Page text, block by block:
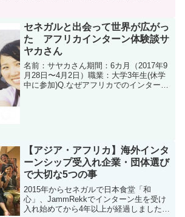
セネガルと出会って世界が広がっ
た アフリカインターン体験談サ
ヤカさん
名前：サヤカさん期間：6カ月（2017年9
月28日〜4月2日）職業：大学3年生(休学
中に参加)Q.なぜアフリカでのインターン
【アジア・アフリカ】海外インタ
ーンシップ受入れ企業・団体選び
で大切な5つの事
2015年からセネガルで日本食堂「和
心」、JammRekkでインターン生を受け
入れ始めてから4年以上が経過しました。